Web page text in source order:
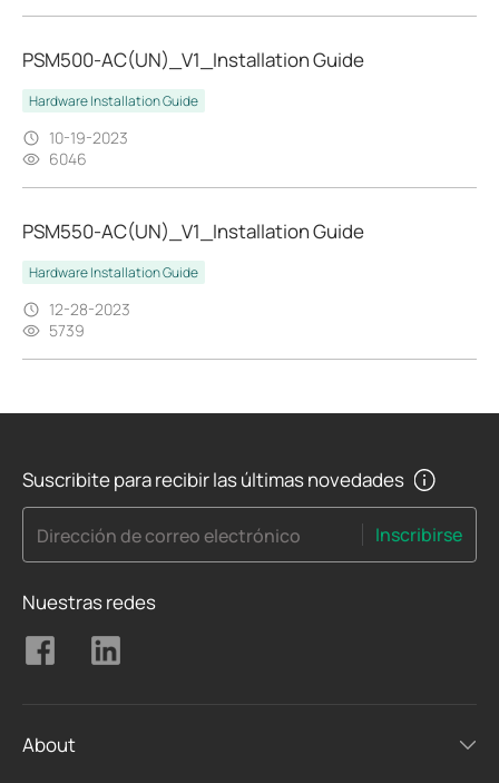
PSM500-AC(UN)_V1_Installation Guide
Hardware Installation Guide
10-19-2023
6046
PSM550-AC(UN)_V1_Installation Guide
Hardware Installation Guide
12-28-2023
5739
Suscribite para recibir las últimas novedades
Dirección de correo electrónico Inscribirse
Nuestras redes
About